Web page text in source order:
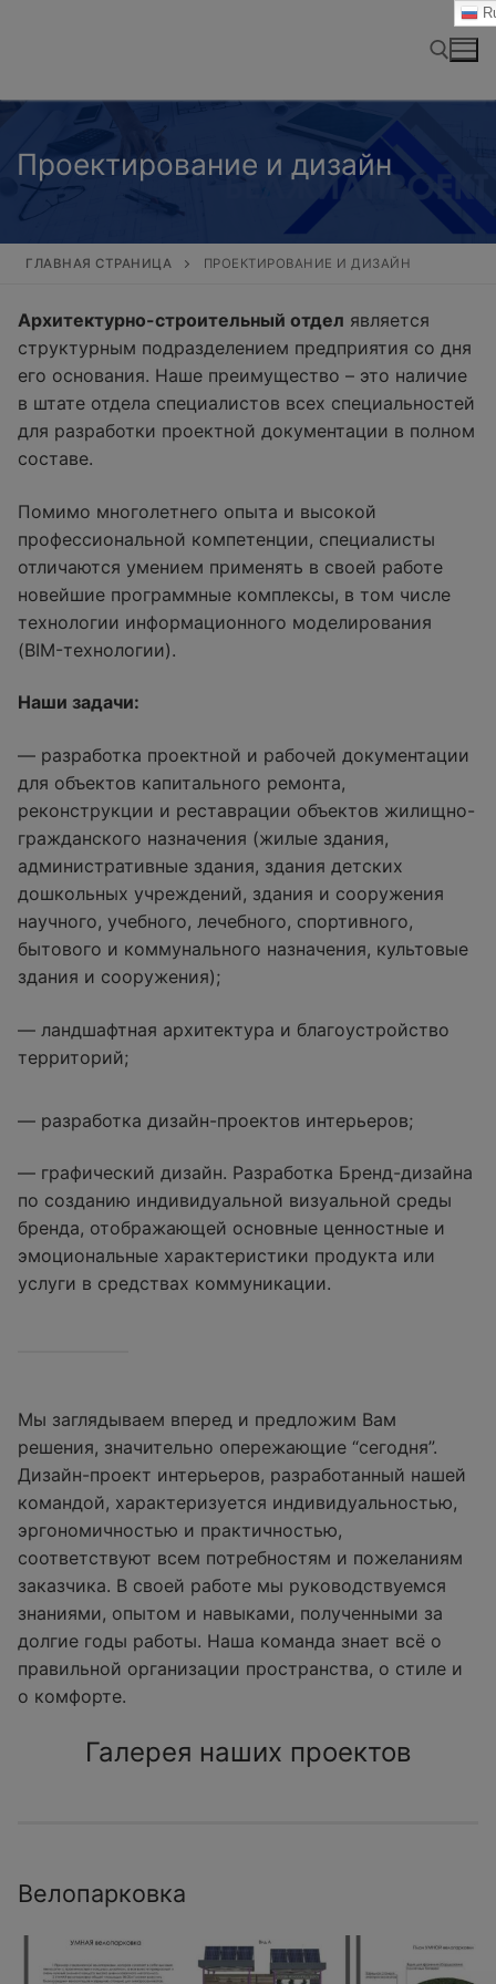
Проектирование и дизайн
ГЛАВНАЯ СТРАНИЦА ПРОЕКТИРОВАНИЕ И ДИЗАЙН
Архитектурно-строительный отдел является
структурным подразделением предприятия со дня
его основания. Наше преимущество – это наличие
в штате отдела специалистов всех специальностей
для разработки проектной документации в полном
составе.
Помимо многолетнего опыта и высокой
профессиональной компетенции, специалисты
отличаются умением применять в своей работе
новейшие программные комплексы, в том числе
технологии информационного моделирования
(BIM-технологии).
Наши задачи:
— разработка проектной и рабочей документации
для объектов капитального ремонта,
реконструкции и реставрации объектов жилищно-
гражданского назначения (жилые здания,
административные здания, здания детских
дошкольных учреждений, здания и сооружения
научного, учебного, лечебного, спортивного,
бытового и коммунального назначения, культовые
здания и сооружения);
— ландшафтная архитектура и благоустройство
территорий;
— разработка дизайн-проектов интерьеров;
— графический дизайн. Разработка Бренд-дизайна
по созданию индивидуальной визуальной среды
бренда, отображающей основные ценностные и
эмоциональные характеристики продукта или
услуги в средствах коммуникации.
Мы заглядываем вперед и предложим Вам
решения, значительно опережающие “сегодня”.
Дизайн-проект интерьеров, разработанный нашей
командой, характеризуется индивидуальностью,
эргономичностью и практичностью,
соответствуют всем потребностям и пожеланиям
заказчика. В своей работе мы руководствуемся
знаниями, опытом и навыками, полученными за
долгие годы работы. Наша команда знает всё о
правильной организации пространства, о стиле и
о комфорте.
Галерея наших проектов
Велопарковка